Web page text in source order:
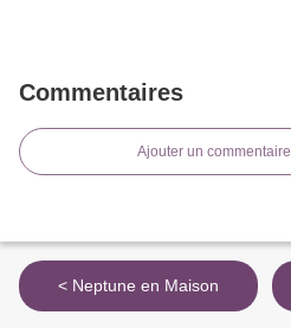
Commentaires
Ajouter un commentaire
< Neptune en Maison